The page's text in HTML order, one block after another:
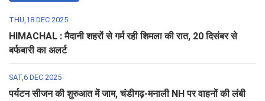
THU,18 DEC 2025
HIMACHAL : मैदानी शहरों से गर्म रही शिमला की रात, 20 दिसंबर से
बर्फबारी का अलर्ट
SAT,6 DEC 2025
पर्यटन सीजन की शुरुआत में जाम, चंडीगढ़-मनाली NH पर वाहनों की लंबी